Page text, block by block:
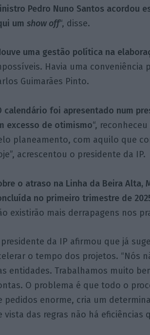
Pedro Nuno Santos acordou
um show off“, disse.
uma gestão política na
Havia uma conveniência
Guimarães Pinto.
calendário foi apresentado num
excesso de otimismo“,
planeamento, com aquilo que
acrescentou o presidente da IP.
o atraso na Linha da Beira Alta,
no primeiro trimestre de
existirão mais derrapagens nos
presidente da IP afirmou que já
o tempo dos projetos. “Nós
entidades. Trabalhamos muito
O problema é que todo o
pedidos enorme, cria um
vista das regras não há eficiências